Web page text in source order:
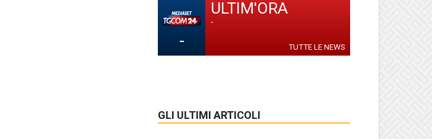
-
ULTIM'ORA
-
TUTTE LE NEWS
GLI ULTIMI ARTICOLI